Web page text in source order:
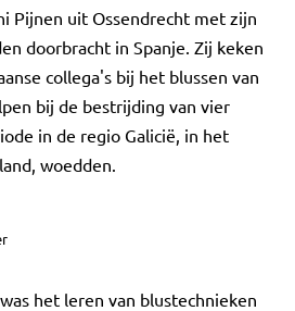
Pijnen uit Ossendrecht met zijn
doorbracht in Spanje. Zij keken
collega's bij het blussen van
bij de bestrijding van vier
in de regio Galicië, in het
woedden.
het leren van blustechnieken